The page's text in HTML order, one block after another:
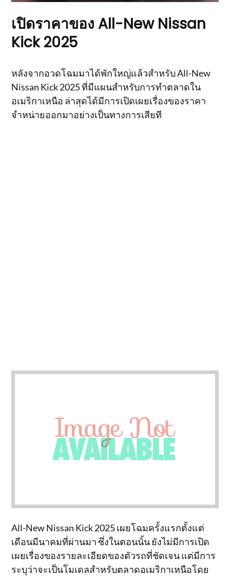
เปิดราคาของ All-New Nissan
Kick 2025
หลังจากอวดโฉมมาได้พักใหญ่แล้วสำหรับ All-New
Nissan Kick 2025 ที่มีแผนสำหรับการทำตลาดใน
อเมริกาเหนือ ล่าสุดได้มีการเปิดเผยเรื่องของราคา
จำหน่ายออกมาอย่างเป็นทางการเสียที
All-New Nissan Kick 2025 เผยโฉมครั้งแรกตั้งแต่
เดือนมีนาคมที่ผ่านมา ซึ่งในตอนนั้น ยังไม่มีการเปิด
เผยเรื่องของรายละเอียดของตัวรถที่ชัดเจน แต่มีการ
ระบุว่าจะเป็นโมเดลสำหรับตลาดอเมริกาเหนือโดย